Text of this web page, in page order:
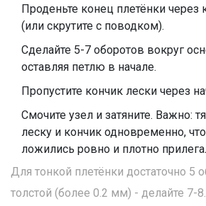
Проденьте конец плетёнки
(или скрутите с поводком).
Сделайте 5-7 оборотов вокруг
оставляя петлю в начале.
Пропустите кончик лески через
Смочите узел и затяните. Важно:
леску и кончик одновременно,
ложились ровно и плотно
Для тонкой плетёнки достаточно 5
толстой (более 0.2 мм) - делайте 7-8.